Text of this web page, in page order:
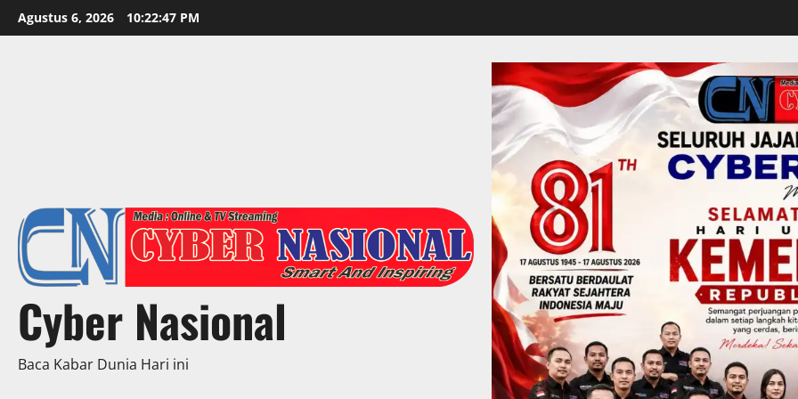
Skip
to
Agustus 6, 2026 10:22:49 PM
Cyber Nasional
Baca Kabar Dunia Hari ini